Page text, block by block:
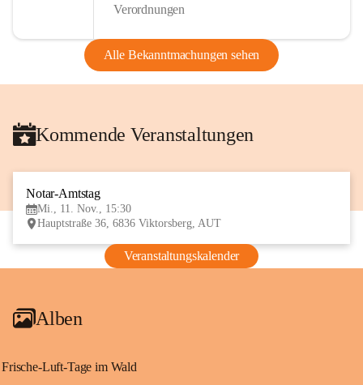
Verordnungen
Alle Bekanntmachungen sehen
Kommende Veranstaltungen
Notar-Amtstag
Mi., 11. Nov., 15:30
Hauptstraße 36, 6836 Viktorsberg, AUT
Veranstaltungskalender
Alben
Frische-Luft-Tage im Wald